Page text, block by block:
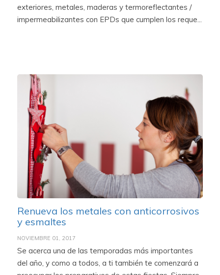
exteriores, metales, maderas y termoreflectantes /
impermeabilizantes con EPDs que cumplen los reque...
Renueva los metales con anticorrosivos
y esmaltes
NOVIEMBRE 01, 2017
Se acerca una de las temporadas más importantes
del año, y como a todos, a ti también te comenzará a